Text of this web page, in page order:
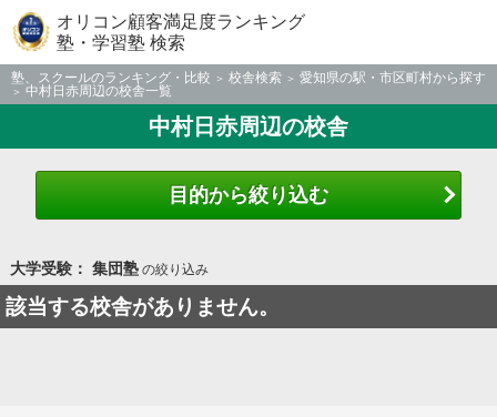
オリコン顧客満足度ランキング
塾・学習塾 検索
塾、スクールのランキング・比較 校舎検索
愛知県の駅・市区町村から探す
中村日赤周辺の校舎一覧
中村日赤周辺の校舎
目的から絞り込む
大学受験： 集団塾の絞り込み
該当する校舎がありません。